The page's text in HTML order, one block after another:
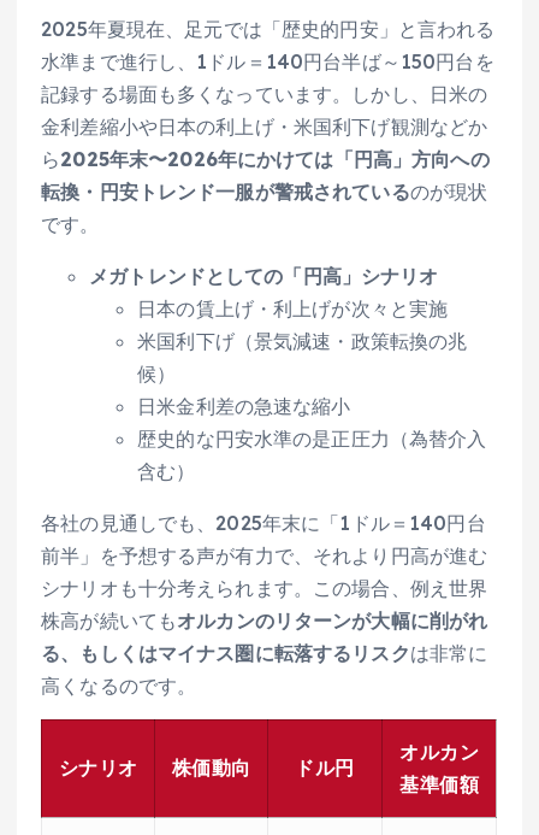
2025年夏現在、足元では「歴史的円安」と言われる
水準まで進行し、1ドル＝140円台半ば～150円台を
記録する場面も多くなっています。しかし、日米の
金利差縮小や日本の利上げ・米国利下げ観測などか
ら2025年末〜2026年にかけては「円高」方向への
転換・円安トレンド一服が警戒されているのが現状
です。
メガトレンドとしての「円高」シナリオ
日本の賃上げ・利上げが次々と実施
米国利下げ（景気減速・政策転換の兆
候）
日米金利差の急速な縮小
歴史的な円安水準の是正圧力（為替介入
含む）
各社の見通しでも、2025年末に「1ドル＝140円台
前半」を予想する声が有力で、それより円高が進む
シナリオも十分考えられます。この場合、例え世界
株高が続いてもオルカンのリターンが大幅に削がれ
る、もしくはマイナス圏に転落するリスクは非常に
高くなるのです。
シナリオ 株価動向 ドル円
オルカン
基準価額